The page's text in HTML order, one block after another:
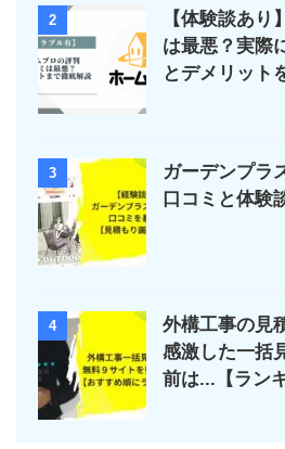
2
【体験談あり
は最悪？実際
とデメリット
3
ガーデンプラ
口コミと体験
4
外構工事の見
感激した一括
前は...【ラン